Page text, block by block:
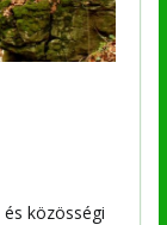
közösségi